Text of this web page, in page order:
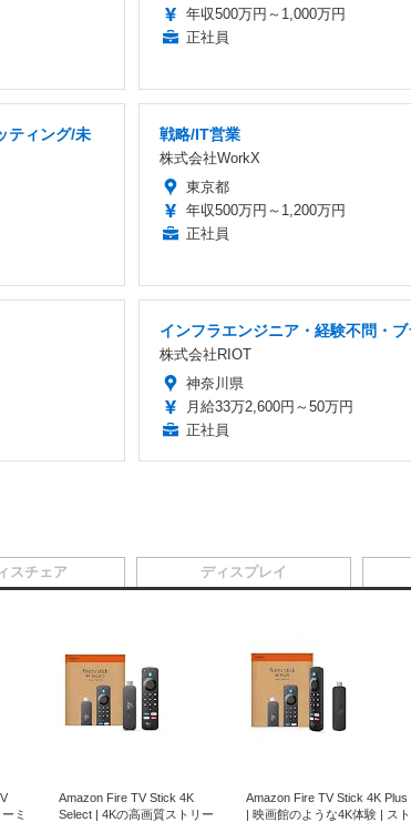
年収500万円～1,000万円
正社員
ティング/未
戦略/IT営業
株式会社WorkX
東京都
年収500万円～1,200万円
正社員
インフラエンジニア・経験不問・
株式会社RIOT
神奈川県
月給33万2,600円～50万円
正社員
ミ
Amazon Fire TV Stick 4K
Select | 4Kの高画質ストリー
Amazon Fire TV Stick 4K Plus
| 映画館のような4K体験 | スト
スチェア ディスプレイ